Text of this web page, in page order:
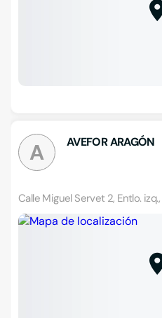
A AVEFOR ARAGÓN
Calle Miguel Servet 2, Entlo.